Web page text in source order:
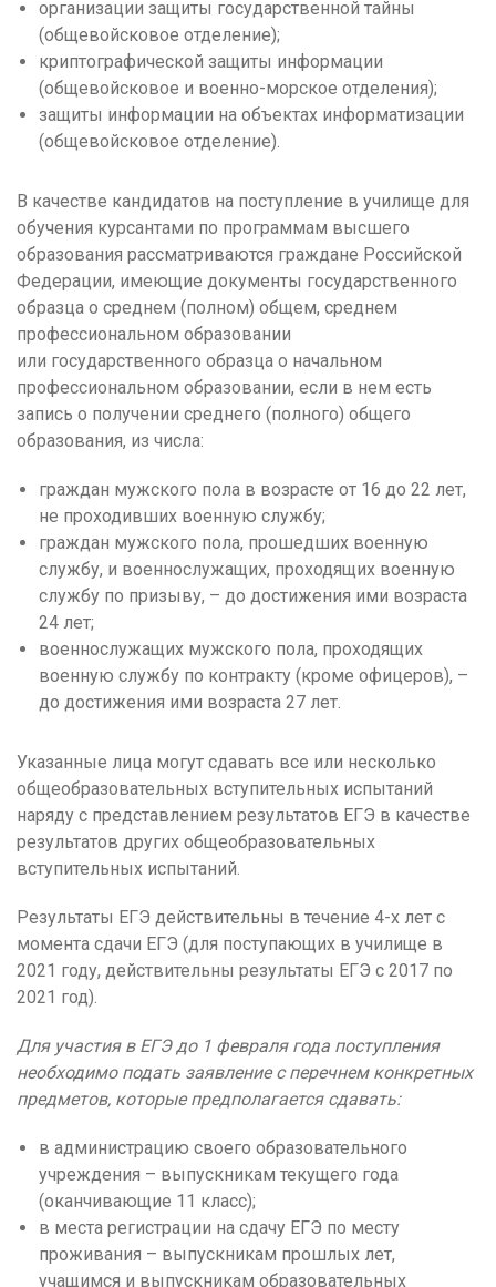
организации защиты государственной тайны
(общевойсковое отделение);
криптографической защиты информации
(общевойсковое и военно-морское отделения);
защиты информации на объектах информатизации
(общевойсковое отделение).
В качестве кандидатов на поступление в училище для
обучения курсантами по программам высшего
образования рассматриваются граждане Российской
Федерации, имеющие документы государственного
образца о среднем (полном) общем, среднем
профессиональном образовании
или государственного образца о начальном
профессиональном образовании, если в нем есть
запись о получении среднего (полного) общего
образования, из числа:
граждан мужского пола в возрасте от 16 до 22 лет,
не проходивших военную службу;
граждан мужского пола, прошедших военную
службу, и военнослужащих, проходящих военную
службу по призыву, – до достижения ими возраста
24 лет;
военнослужащих мужского пола, проходящих
военную службу по контракту (кроме офицеров), –
до достижения ими возраста 27 лет.
Указанные лица могут сдавать все или несколько
общеобразовательных вступительных испытаний
наряду с представлением результатов ЕГЭ в качестве
результатов других общеобразовательных
вступительных испытаний.
Результаты ЕГЭ действительны в течение 4-х лет с
момента сдачи ЕГЭ (для поступающих в училище в
2021 году, действительны результаты ЕГЭ с 2017 по
2021 год).
Для участия в ЕГЭ до 1 февраля года поступления
необходимо подать заявление с перечнем конкретных
предметов, которые предполагается сдавать:
в администрацию своего образовательного
учреждения – выпускникам текущего года
(оканчивающие 11 класс);
в места регистрации на сдачу ЕГЭ по месту
проживания – выпускникам прошлых лет,
учащимся и выпускникам образовательных